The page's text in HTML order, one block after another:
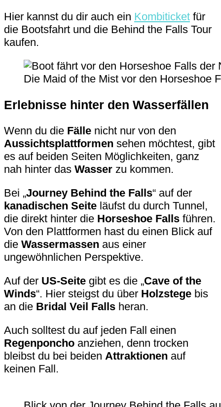
Hier kannst du dir auch ein Kombiticket für
die Bootsfahrt und die Behind the Falls Tour
kaufen.
Die Maid of the Mist vor den Horseshoe
Erlebnisse hinter den Wasserfällen
Wenn du die Fälle nicht nur von den
Aussichtsplattformen sehen möchtest, gibt
es auf beiden Seiten Möglichkeiten, ganz
nah hinter das Wasser zu kommen.
Bei „Journey Behind the Falls“ auf der
kanadischen Seite läufst du durch Tunnel,
die direkt hinter die Horseshoe Falls führen.
Von den Plattformen hast du einen Blick auf
die Wassermassen aus einer
ungewöhnlichen Perspektive.
Auf der US-Seite gibt es die „Cave of the
Winds“. Hier steigst du über Holzstege bis
an die Bridal Veil Falls heran.
Auch solltest du auf jeden Fall einen
Regenponcho anziehen, denn trocken
bleibst du bei beiden Attraktionen auf
keinen Fall.